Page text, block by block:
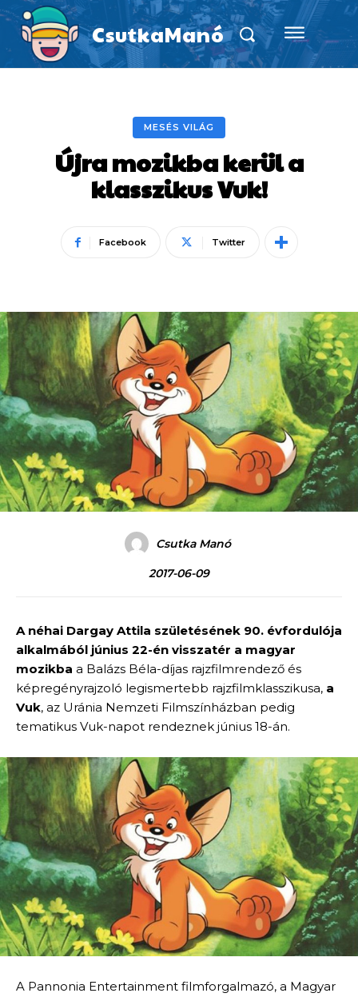
CsutkaManó
MESÉS VILÁG
Újra mozikba kerül a
klasszikus Vuk!
Facebook Twitter
Csutka Manó
2017-06-09
A néhai Dargay Attila születésének 90. évfordulója
alkalmából június 22-én visszatér a magyar
mozikba a Balázs Béla-díjas rajzfilmrendező és
képregényrajzoló legismertebb rajzfilmklasszikusa, a
Vuk, az Uránia Nemzeti Filmszínházban pedig
tematikus Vuk-napot rendeznek június 18-án.
A Pannonia Entertainment filmforgalmazó, a Magyar